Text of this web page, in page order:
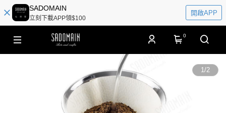
SADOMAIN
立刻下載APP領$100
開啟APP
0
1/2